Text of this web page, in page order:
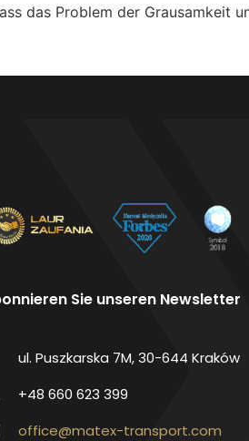
das Problem der Grausamkeit
Sie unseren Newsletter
ul. Puszkarska 7M, 30-644 Kraków
+48 660 623 399
office@matex-transport.com